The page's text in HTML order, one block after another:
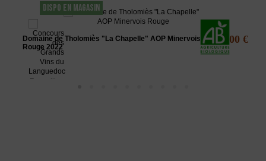
DISPO EN MAGASIN
Domaine de Tholomiès "La Chapelle" AOP Minervois
Rouge 2022
12,00 €